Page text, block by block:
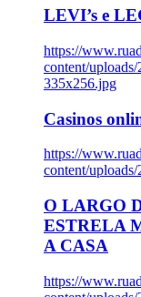
LEVI’s e
https://
content/
335x256.jpg
Casinos
https://
content/
O LARGO
ESTRELA
A CASA
https://